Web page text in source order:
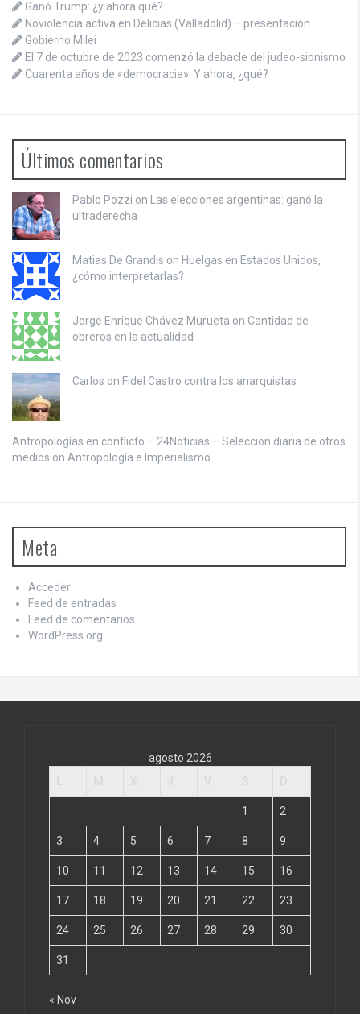
Ganó Trump: ¿y ahora qué?
Noviolencia activa en Delicias (Valladolid) – presentación
Gobierno Milei
El 7 de octubre de 2023 comenzó la debacle del judeo-sionismo
Cuarenta años de «democracia»: Y ahora, ¿qué?
Últimos comentarios
Pablo Pozzi on Las elecciones argentinas: ganó la
ultraderecha
Matias De Grandis on Huelgas en Estados Unidos,
¿cómo interpretarlas?
Jorge Enrique Chávez Murueta on Cantidad de
obreros en la actualidad
Carlos on Fidel Castro contra los anarquistas
Antropologías en conflicto – 24Noticias – Seleccion diaria de otros
medios on Antropología e Imperialismo
Meta
Acceder
Feed de entradas
Feed de comentarios
WordPress.org
agosto 2026
1 2
3 4 5 6 7 8 9
10 11 12 13 14 15 16
17 18 19 20 21 22 23
24 25 26 27 28 29 30
31
« Nov